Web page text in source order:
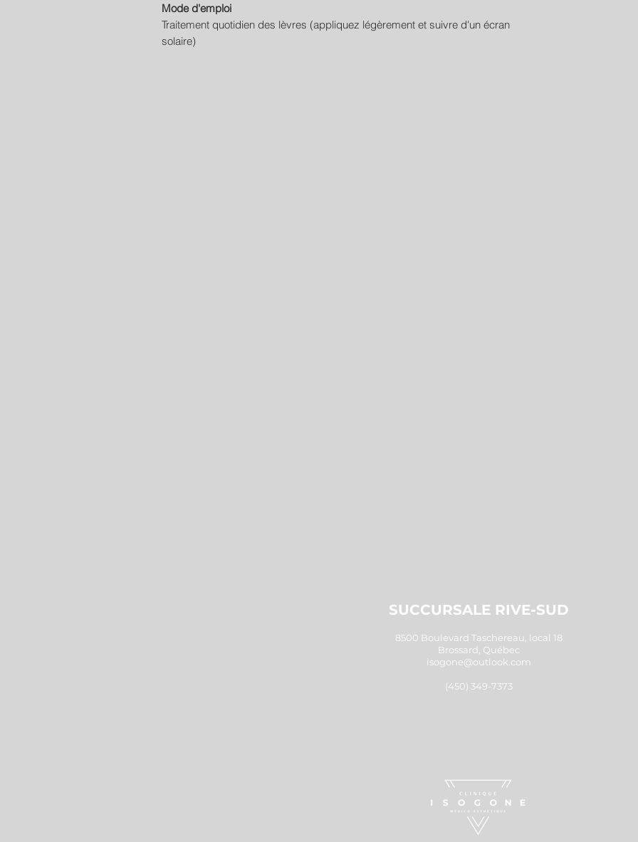
Mode d'emploi
Traitement quotidien des lèvres (appliquez légèrement et suivre d'un écran
solaire)
SUCCURSALE RIVE-SUD
8500 Boulevard Taschereau, local 18
Brossard, Québec
isogone@outlook.com
(450) 349-7373